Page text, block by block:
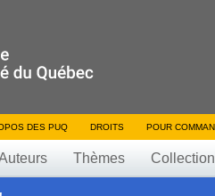
DES PUQ DROITS POUR
Thèmes